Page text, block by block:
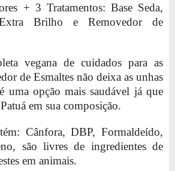
+ 3 Tratamentos: Base Seda,
Brilho e Removedor de
vegana de cuidados para as
de Esmaltes não deixa as unhas
uma opção mais saudável já que
em sua composição.
Cânfora, DBP, Formaldeído,
são livres de ingredientes de
em animais.